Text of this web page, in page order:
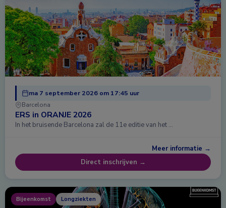
ma 7 september 2026 om 17:45 uur
Barcelona
ERS in ORANJE 2026
In het bruisende Barcelona zal de 11e editie van het …
Meer informatie →
Direct inschrijven →
Bijeenkomst Longziekten